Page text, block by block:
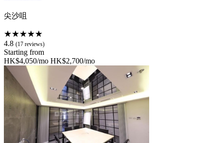
尖沙咀
★★★★★
4.8 (17 reviews)
Starting from
HK$4,050/mo HK$2,700/mo